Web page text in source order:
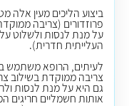
ביצוע הליכים מעין
פרוזדורים (צריבה
על מנת לנסות ולשלוט
העלייתית חדרית).
לעיתים, הרופא משתמש
צריבה ממוקדת בשילוב
גם היא על מנת לנסות
אותות חשמליים חריגים